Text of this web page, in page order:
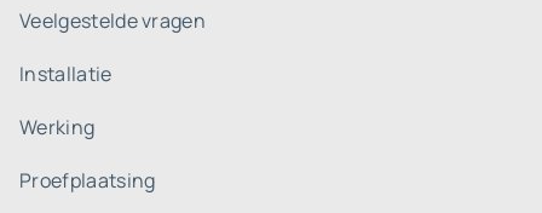
Veelgestelde vragen
Installatie
Werking
Proefplaatsing